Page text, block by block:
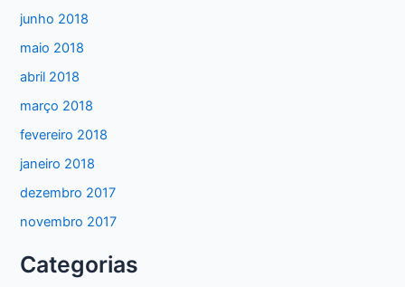
junho 2018
maio 2018
abril 2018
março 2018
fevereiro 2018
janeiro 2018
dezembro 2017
novembro 2017
Categorias